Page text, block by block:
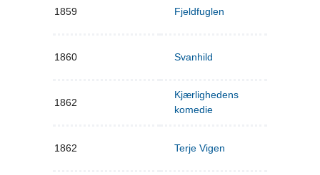
1859 Fjeldfuglen
1860 Svanhild
1862
Kjærlighedens
komedie
1862 Terje Vigen